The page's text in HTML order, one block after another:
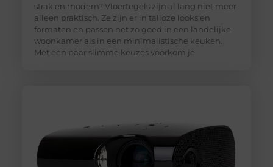
strak en modern? Vloertegels zijn al lang niet meer
alleen praktisch. Ze zijn er in talloze looks en
formaten en passen net zo goed in een landelijke
woonkamer als in een minimalistische keuken.
Met een paar slimme keuzes voorkom je